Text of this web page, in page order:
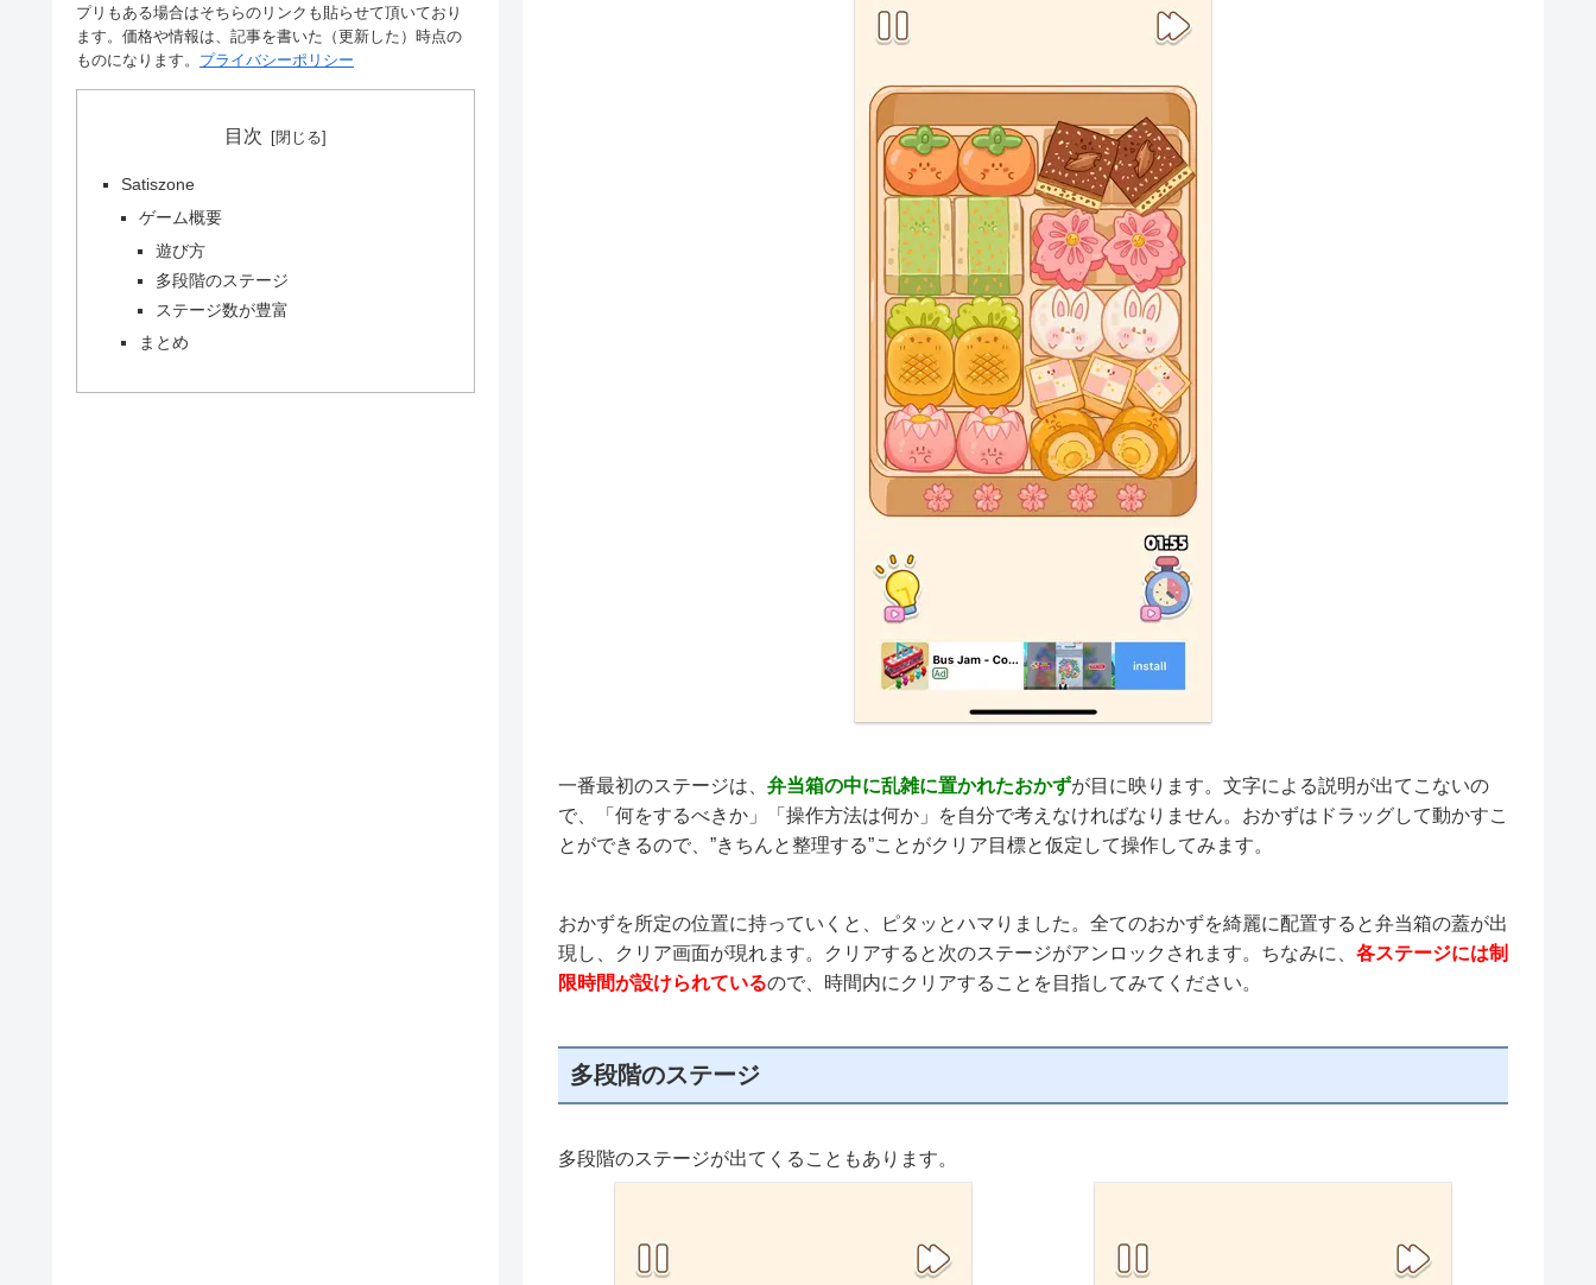
一番最初のステージは、 弁当箱の中に乱雑に置かれたおかずが目に映ります。文字による説明が出てこないの
で、「何をするべきか」「操作方法は何か」を自分で考えなければなりません。おかずはドラッグして動かすこ
とができるので、”きちんと整理する”ことがクリア目標と仮定して操作してみます。
おかずを所定の位置に持っていくと、ピタッとハマりました。全てのおかずを綺麗に配置すると弁当箱の蓋が出
現し、クリア画面が現れます。クリアすると次のステージがアンロックされます。ちなみに、 各ステージには制
限時間が設けられているので、時間内にクリアすることを目指してみてください。
多段階のステージ
多段階のステージが出てくることもあります。
プリもある場合はそちらのリンクも貼らせて頂いており
ます。価格や情報は、記事を書いた（更新した）時点の
ものになります。 プライバシーポリシー
目次
Satiszone
ゲーム概要
遊び方
多段階のステージ
ステージ数が豊富
まとめ